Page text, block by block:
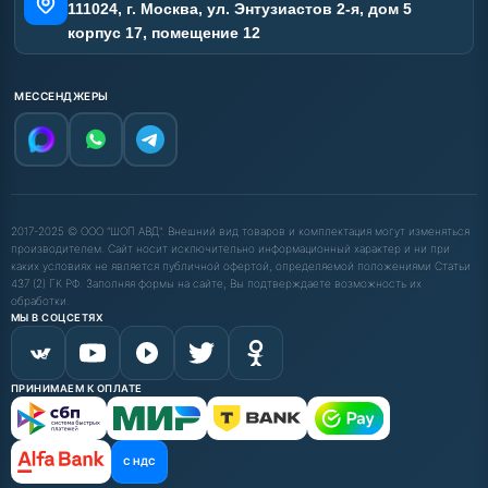
111024, г. Москва, ул. Энтузиастов 2-я, дом 5
корпус 17, помещение 12
МЕССЕНДЖЕРЫ
2017-2025 © ООО "ШОП АВД". Внешний вид товаров и комплектация могут изменяться
производителем. Сайт носит исключительно информационный характер и ни при
каких условиях не является публичной офертой, определяемой положениями Статьи
437 (2) ГК РФ. Заполняя формы на сайте, Вы подтверждаете возможность их
обработки.
МЫ В СОЦСЕТЯХ
ПРИНИМАЕМ К ОПЛАТЕ
С НДС